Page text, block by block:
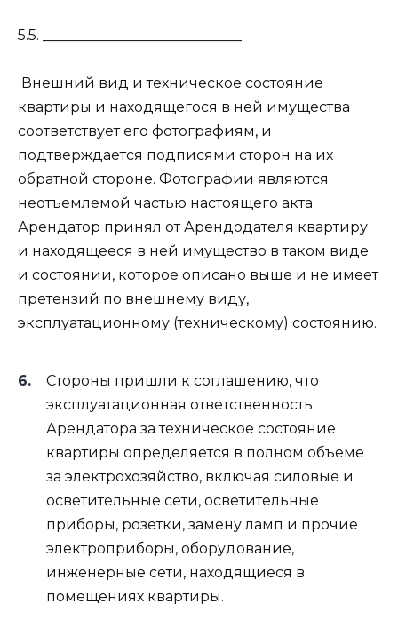
5.5. ____________________________
Внешний вид и техническое состояние
квартиры и находящегося в ней имущества
соответствует его фотографиям, и
подтверждается подписями сторон на их
обратной стороне. Фотографии являются
неотъемлемой частью настоящего акта.
Арендатор принял от Арендодателя квартиру
и находящееся в ней имущество в таком виде
и состоянии, которое описано выше и не имеет
претензий по внешнему виду,
эксплуатационному (техническому) состоянию.
Стороны пришли к соглашению, что
эксплуатационная ответственность
Арендатора за техническое состояние
квартиры определяется в полном объеме
за электрохозяйство, включая силовые и
осветительные сети, осветительные
приборы, розетки, замену ламп и прочие
электроприборы, оборудование,
инженерные сети, находящиеся в
помещениях квартиры.